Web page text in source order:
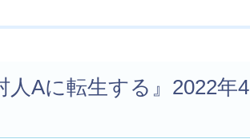
Aに転生する』2022年4